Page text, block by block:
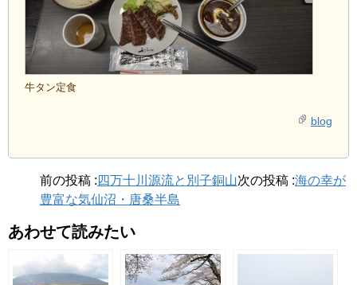
牛タン定食
blog
前の投稿 : 四万十川源流と別子銅山次の投稿 :海の幸が
豊富な気仙沼・唐桑半島
あわせて読みたい